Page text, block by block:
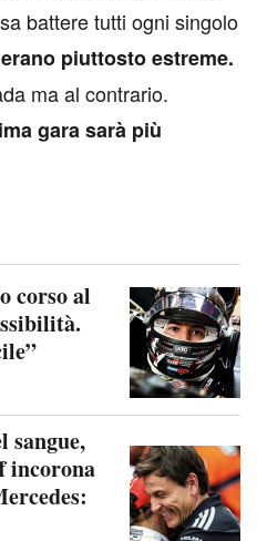
battere tutti ogni singolo
piuttosto estreme.
ma al contrario.
gara sarà più
corso al
sangue,
incorona